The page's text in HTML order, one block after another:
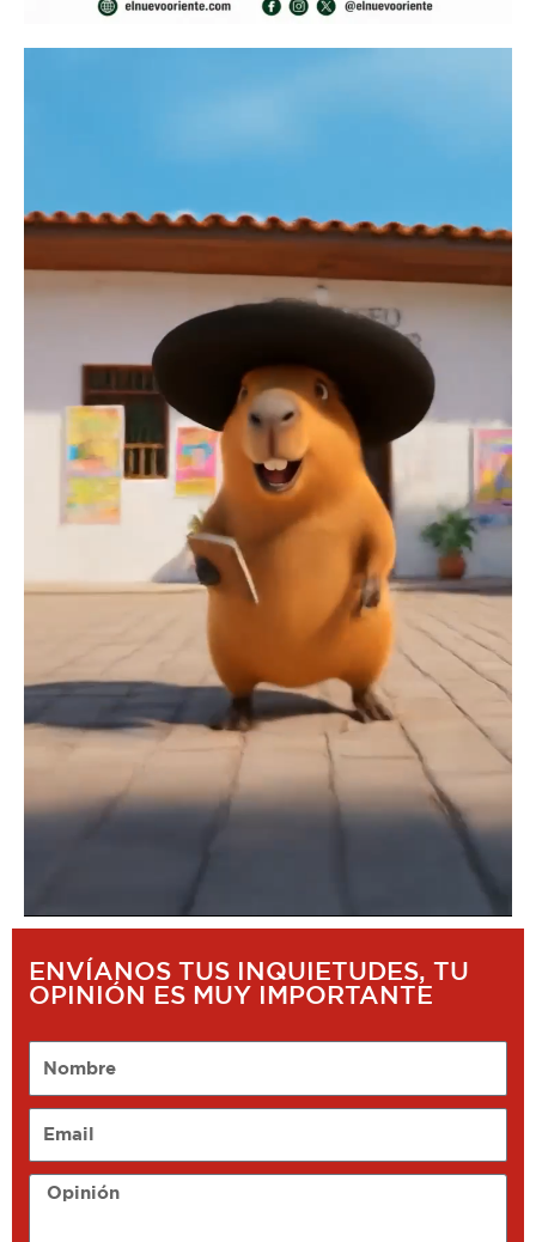
ENVÍANOS TUS INQUIETUDES, TU
OPINIÓN ES MUY IMPORTANTE
Opinión